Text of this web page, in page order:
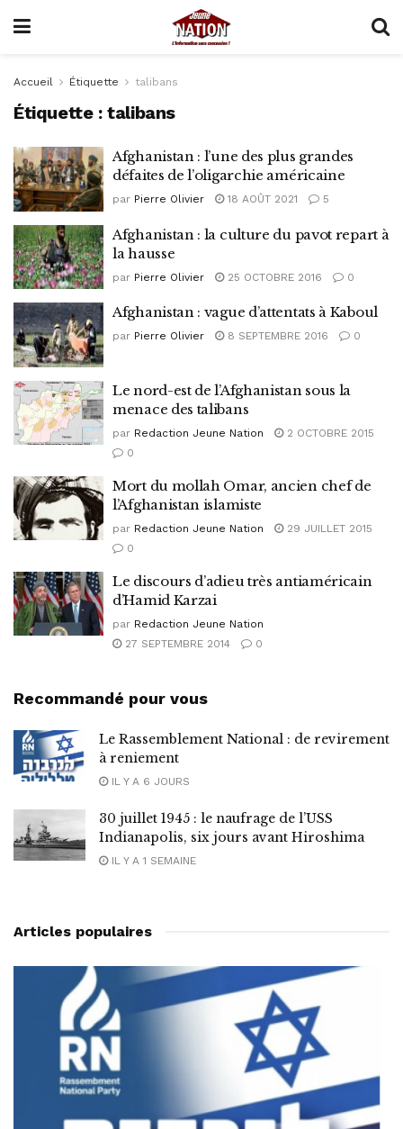
Accueil Étiquette talibans
Étiquette :talibans
Afghanistan : l’une des plus grandes
défaites de l’oligarchie américaine
par Pierre Olivier 18 AOÛT 2021 5
Afghanistan : la culture du pavot repart à
la hausse
par Pierre Olivier 25 OCTOBRE 2016 0
Afghanistan : vague d’attentats à Kaboul
par Pierre Olivier 8 SEPTEMBRE 2016 0
Le nord-est de l’Afghanistan sous la
menace des talibans
par Redaction Jeune Nation
2 OCTOBRE 2015
0
Mort du mollah Omar, ancien chef de
l’Afghanistan islamiste
par Redaction Jeune Nation
29 JUILLET 2015
0
Le discours d’adieu très antiaméricain
d’Hamid Karzai
par Redaction Jeune Nation
27 SEPTEMBRE 2014
0
Recommandé pour vous
Le Rassemblement National : de revirement
à reniement
IL Y A 6 JOURS
30 juillet 1945 : le naufrage de l’USS
Indianapolis, six jours avant Hiroshima
IL Y A 1 SEMAINE
Articles populaires